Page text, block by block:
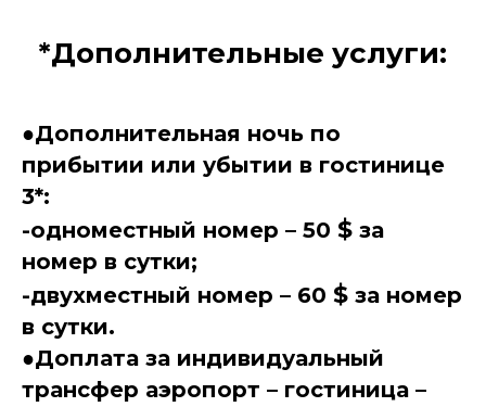
*Дополнительные услуги:
●Дополнительная ночь по
прибытии или убытии в гостинице
3*:
-одноместный номер – 50 $ за
номер в сутки;
-двухместный номер – 60 $ за номер
в сутки.
●Доплата за индивидуальный
трансфер аэропорт – гостиница –